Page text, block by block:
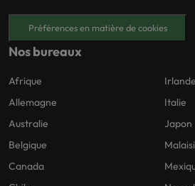
Préférences en matière de cookies
Nos bureaux
Afrique
Allemagne
Australie
Belgique
Canada
Irlande
Italie
Japon